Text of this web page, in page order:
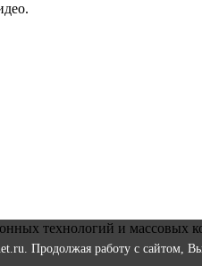
технологий и массовых
Продолжая работу с сайтом,